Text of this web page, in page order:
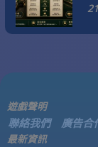
遊戲聲明
聯絡我們 廣告合
最新資訊